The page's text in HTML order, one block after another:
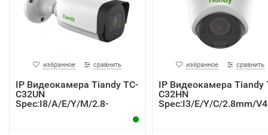
избранное сравнить
IP Видеокамера Tiandy TC-
C32UN
Spec:I8/A/E/Y/M/2.8-
избранное сравнить
IP Видеокамера Tiandy
C32HN
Spec:I3/E/Y/C/2.8mm/